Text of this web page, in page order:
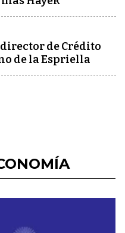
de Crédito
de la Espriella